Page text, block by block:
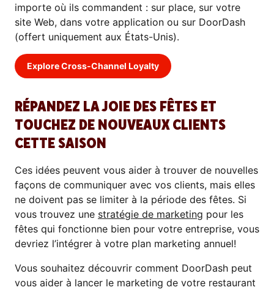
importe où ils commandent : sur place, sur votre
site Web, dans votre application ou sur DoorDash
(offert uniquement aux États-Unis).
Explore Cross-Channel Loyalty
RÉPANDEZ LA JOIE DES FÊTES ET
TOUCHEZ DE NOUVEAUX CLIENTS
CETTE SAISON
Ces idées peuvent vous aider à trouver de nouvelles
façons de communiquer avec vos clients, mais elles
ne doivent pas se limiter à la période des fêtes. Si
vous trouvez une stratégie de marketing pour les
fêtes qui fonctionne bien pour votre entreprise, vous
devriez l’intégrer à votre plan marketing annuel!
Vous souhaitez découvrir comment DoorDash peut
vous aider à lancer le marketing de votre restaurant